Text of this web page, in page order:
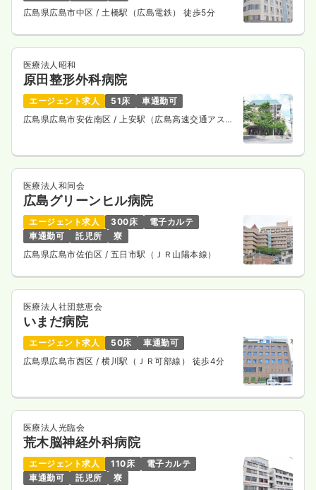
広島県広島市中区/ 土橋駅（広島電鉄） 徒歩5分
医療法人昭和
原田整形外科病院
エージェント求人 51床
車通勤可
広島県広島市安佐南区/ 上安駅（広島高速交通アスト
医療法人和同会
広島グリーンヒル病院
エージェント求人 300床
電子カルテ
車通勤可
託児所
寮
広島県広島市佐伯区 / 五日市駅（ＪＲ山陽本線）
医療法人社団慈恵会
いまだ病院
エージェント求人 50床
車通勤可
広島県広島市西区/ 横川駅（ＪＲ可部線） 徒歩4分
医療法人光臨会
荒木脳神経外科病院
エージェント求人 110床
電子カルテ
車通勤可
託児所
寮